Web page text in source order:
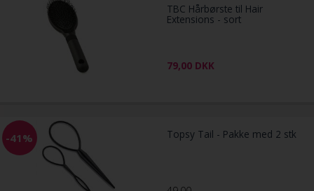
TBC Hårbørste til Hair
Extensions - sort
79,00 DKK
-41% Topsy Tail - Pakke med 2 stk